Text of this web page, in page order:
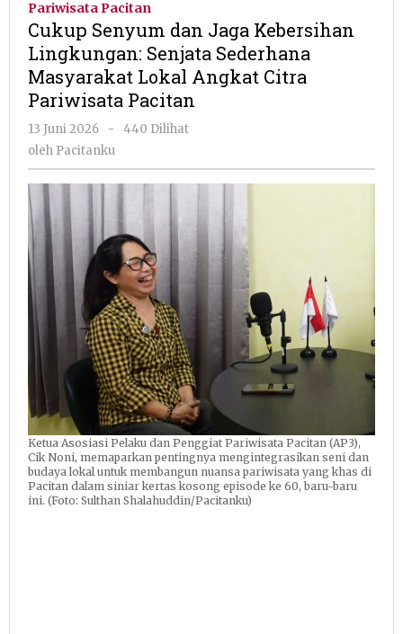
Kebersihan
Lingkungan:
Senjata
Citra
Pariwisata
Pariwisata Pacitan
Cukup Senyum dan Jaga Kebersihan
Lingkungan: Senjata Sederhana
Masyarakat Lokal Angkat Citra
Pariwisata Pacitan
13 Juni 2026
oleh
Pacitanku
-
440 Dilihat
oleh Pacitanku
Ketua Asosiasi Pelaku dan Penggiat Pariwisata Pacitan (AP3),
Cik Noni, memaparkan pentingnya mengintegrasikan seni dan
budaya lokal untuk membangun nuansa pariwisata yang khas di
Pacitan dalam siniar kertas kosong episode ke 60, baru-baru
ini. (Foto: Sulthan Shalahuddin/Pacitanku)